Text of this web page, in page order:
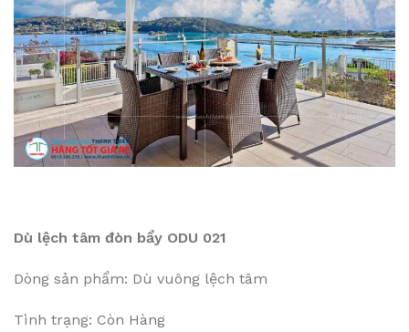
Dù lệch tâm đòn bẩy ODU 021
Dòng sản phẩm: Dù vuông lệch tâm
Tình trạng: Còn Hàng